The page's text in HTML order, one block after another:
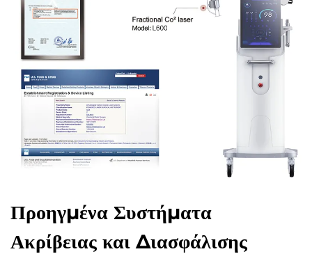
Προηγμένα Συστήματα
Ακρίβειας και Διασφάλισης